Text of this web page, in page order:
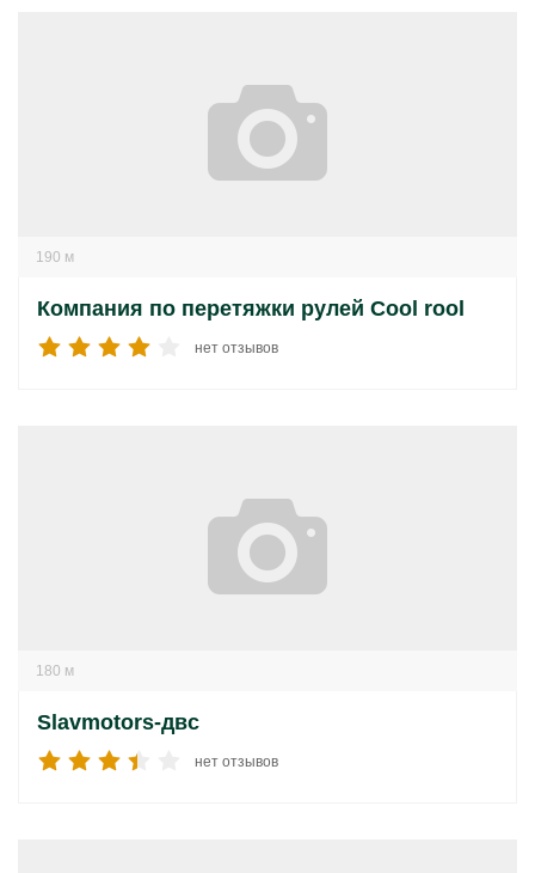
190 м
Компания по перетяжки рулей Cool rool
нет отзывов
180 м
Slavmotors-двс
нет отзывов